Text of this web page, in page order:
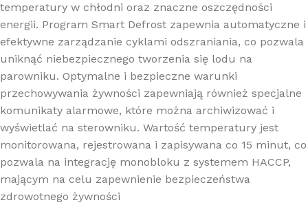
temperatury w chłodni oraz znaczne oszczędności
energii. Program Smart Defrost zapewnia automatyczne i
efektywne zarządzanie cyklami odszraniania, co pozwala
uniknąć niebezpiecznego tworzenia się lodu na
parowniku. Optymalne i bezpieczne warunki
przechowywania żywności zapewniają również specjalne
komunikaty alarmowe, które można archiwizować i
wyświetlać na sterowniku. Wartość temperatury jest
monitorowana, rejestrowana i zapisywana co 15 minut, co
pozwala na integrację monobloku z systemem HACCP,
mającym na celu zapewnienie bezpieczeństwa
zdrowotnego żywności